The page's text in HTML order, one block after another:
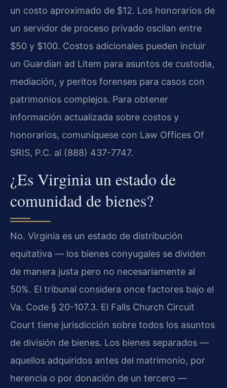
un costo aproximado de $12. Los honorarios de
un servidor de proceso privado oscilan entre
$50 y $100. Costos adicionales pueden incluir
un Guardian ad Litem para asuntos de custodia,
mediación, y peritos forenses para casos con
patrimonios complejos. Para obtener
información actualizada sobre costos y
honorarios, comuníquese con Law Offices Of
SRIS, P.C. al (888) 437-7747.
¿Es Virginia un estado de
comunidad de bienes?
No. Virginia es un estado de distribución
equitativa — los bienes conyugales se dividen
de manera justa pero no necesariamente al
50%. El tribunal considera once factores bajo el
Va. Code § 20-107.3. El Falls Church Circuit
Court tiene jurisdicción sobre todos los asuntos
de división de bienes. Los bienes separados —
aquellos adquiridos antes del matrimonio, por
herencia o por donación de un tercero —